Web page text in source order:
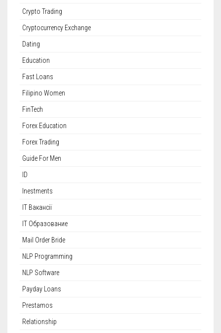
Crypto Trading
Cryptocurrency Exchange
Dating
Education
Fast Loans
Filipino Women
FinTech
Forex Education
Forex Trading
Guide For Men
ID
Inestments
IT Вакансії
IT Образование
Mail Order Bride
NLP Programming
NLP Software
Payday Loans
Prestamos
Relationship